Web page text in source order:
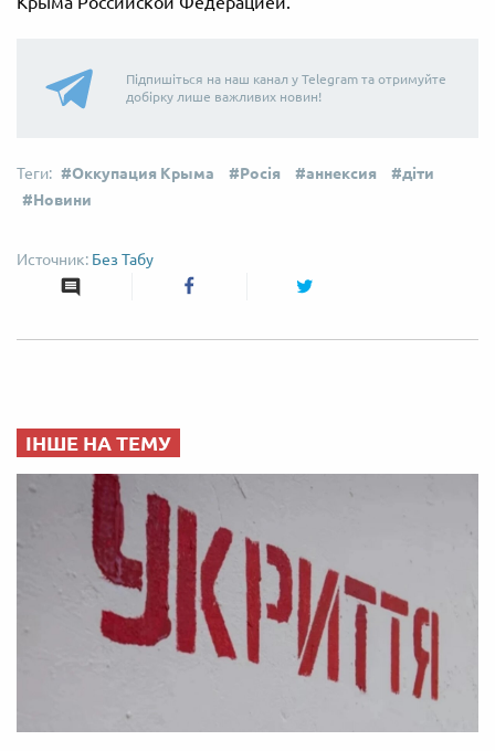
Підпишіться на наш канал у Telegram та отримуйте
добірку лише важливих новин!
Оккупация Крыма Росія аннексия
діти
Новини
Без Табу
ІНШЕ НА ТЕМУ